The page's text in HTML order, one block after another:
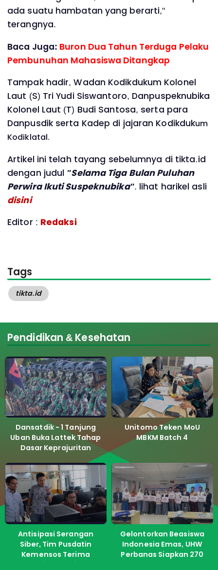
ada suatu hambatan yang berarti,"
terangnya.
Baca Juga: Buron Dua Tahun Terduga Pelaku
Pembunuhan Mahasiswa Ditangkap
Tampak hadir, Wadan Kodikdukum Kolonel
Laut (S) Tri Yudi Siswantoro, Danpuspeknubika
Kolonel Laut (T) Budi Santosa, serta para
Danpusdik serta Kadep di jajaran Kodikdukum
Kodiklatal.
Artikel ini telah tayang sebelumnya di tikta.id
dengan judul "Selama Tiga Bulan Puluhan
Perwira Ikuti Suspeknubika". lihat harikel asli
disini
Editor : Redaksi
Tags
tikta.id
Pendidikan & Kesehatan
Dansatdik - 1 Tanjung
Uban Buka Lattek Tahap
Dasar Keprajuritan
Unitomo Teken MoU
MBKM Batch 4
Antisipasi Serangan
Siber, Tim Pusdatin
Kemensos Terima
Pelatihan dari ITS
Gelontorkan Beasiswa
Indonesia Emas, UHW
Perbanas Siapkan 270